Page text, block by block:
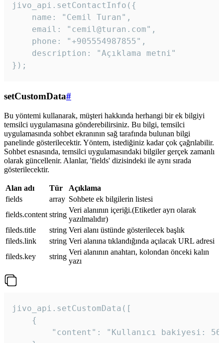
jivo_api.setContactInfo({
    name: "Cemil Turan",
    email: "cemil@turan.com",
    phone: "+905554987855",
    description: "Açıklama metni"
});
setCustomData#
Bu yöntemi kullanarak, müşteri hakkında herhangi bir ek bilgiyi
temsilci uygulamasına gönderebilirsiniz. Bu bilgi, temsilci
uygulamasında sohbet ekranının sağ tarafında bulunan bilgi
panelinde gösterilecektir. Yöntem, istediğiniz kadar çok çağrılabilir.
Sohbet esnasında, temsilci uygulamasındaki bilgiler gerçek zamanlı
olarak güncellenir. Alanlar, 'fields' dizisindeki ile aynı sırada
gösterilecektir.
Alan adı Tür
Açıklama
fields
array Sohbete ek bilgilerin listesi
fields.content string
Veri alanının içeriği.(Etiketler ayrı olarak
yazılmalıdır)
fileds.title
string Veri alanı üstünde gösterilecek başlık
fileds.link
string Veri alanına tıklandığında açılacak URL adresi
fileds.key
string
Veri alanının anahtarı, kolondan önceki kalın
yazı
jivo_api.setCustomData([
    {
"content": "Kullanıcı bakiyesi: